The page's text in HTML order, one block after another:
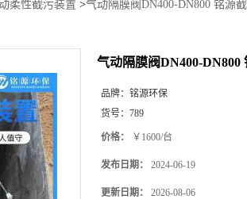
柔性截污装置 >气动隔膜阀DN400-DN800 铭源
气动隔膜阀DN400-
品牌： 铭源环保
货号： 789
价格： ￥1600/台
发布日期： 2024-06-19
更新日期： 2026-08-06